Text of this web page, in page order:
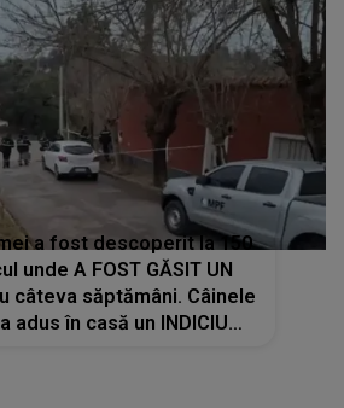
a fost descoperit la 150
unde A FOST GĂSIT UN
câteva săptămâni. Câinele
în casă un INDICIU